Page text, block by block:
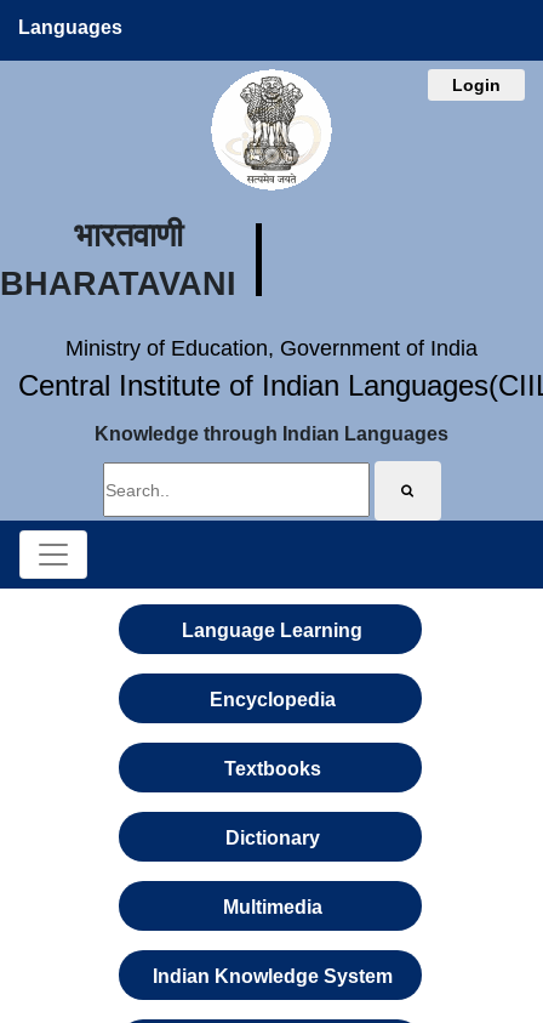
Languages
Login
भारतवाणी
BHARATAVANI
Ministry of Education, Government of India
Central Institute of Indian
Knowledge through Indian Languages
Language Learning
Encyclopedia
Textbooks
Dictionary
Multimedia
Indian Knowledge System